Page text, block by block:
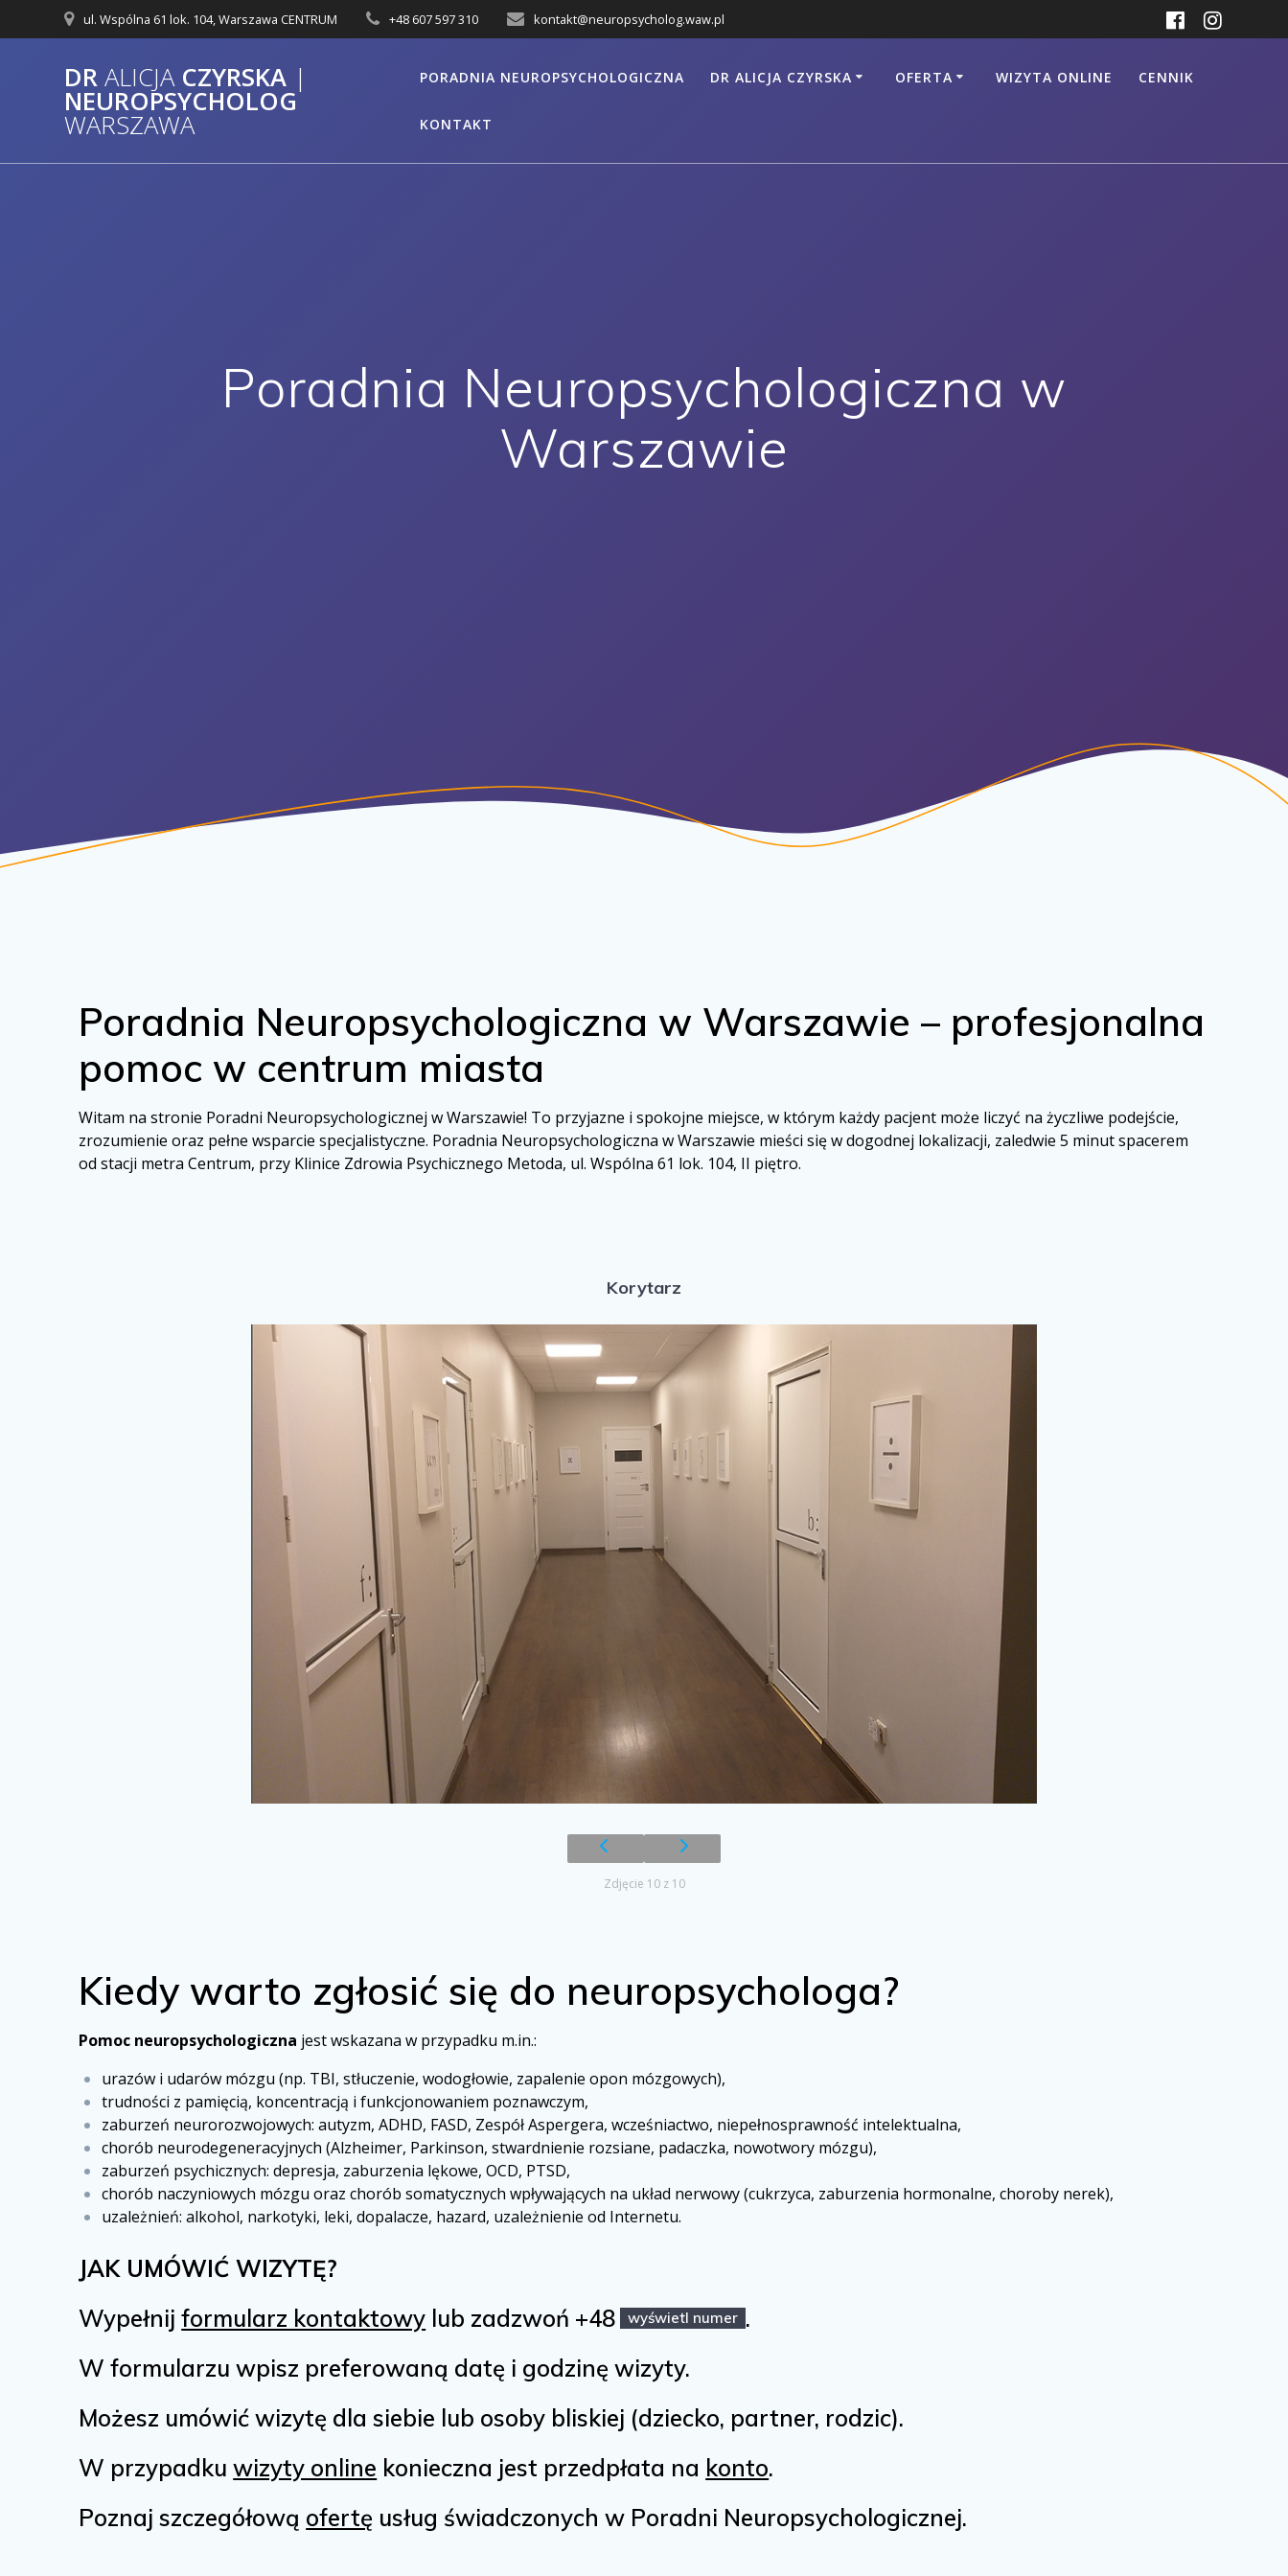
do
ul. Wspólna 61 lok. 104, Warszawa CENTRUM +48 607 597 310 kontakt@neuropsycholog.waw.pl
DR ALICJACZYRSKA |
NEUROPSYCHOLOG
WARSZAWA
PORADNIA NEUROPSYCHOLOGICZNA DR ALICJA CZYRSKA OFERTA WIZYTA ONLINE CENNIK
KONTAKT
Poradnia Neuropsychologiczna w
Warszawie
Poradnia Neuropsychologiczna w Warszawie – profesjonalna
pomoc w centrum miasta
Witam na stronie Poradni Neuropsychologicznej w Warszawie! To przyjazne i spokojne miejsce, w którym każdy pacjent może liczyć na życzliwe podejście,
zrozumienie oraz pełne wsparcie specjalistyczne. Poradnia Neuropsychologiczna w Warszawie mieści się w dogodnej lokalizacji, zaledwie 5 minut spacerem
od stacji metra Centrum, przy Klinice Zdrowia Psychicznego Metoda, ul. Wspólna 61 lok. 104, II piętro.
Korytarz
Zdjęcie 10 z 10
Kiedy warto zgłosić się do neuropsychologa?
Pomoc neuropsychologiczna jest wskazana w przypadku m.in.:
urazów i udarów mózgu (np. TBI, stłuczenie, wodogłowie, zapalenie opon mózgowych),
trudności z pamięcią, koncentracją i funkcjonowaniem poznawczym,
zaburzeń neurorozwojowych: autyzm, ADHD, FASD, Zespół Aspergera, wcześniactwo, niepełnosprawność intelektualna,
chorób neurodegeneracyjnych (Alzheimer, Parkinson, stwardnienie rozsiane, padaczka, nowotwory mózgu),
zaburzeń psychicznych: depresja, zaburzenia lękowe, OCD, PTSD,
chorób naczyniowych mózgu oraz chorób somatycznych wpływających na układ nerwowy (cukrzyca, zaburzenia hormonalne, choroby nerek),
uzależnień: alkohol, narkotyki, leki, dopalacze, hazard, uzależnienie od Internetu.
JAK UMÓWIĆ WIZYTĘ?
Wypełnijformularz kontaktowy lub zadzwoń +48 wyświetl numer .
W formularzu wpisz preferowaną datę i godzinę wizyty.
Możesz umówić wizytę dla siebie lub osoby bliskiej (dziecko, partner, rodzic).
W przypadkuwizyty online konieczna jest przedpłata na konto.
Poznaj szczegółową ofertę usług świadczonych w Poradni Neuropsychologicznej.